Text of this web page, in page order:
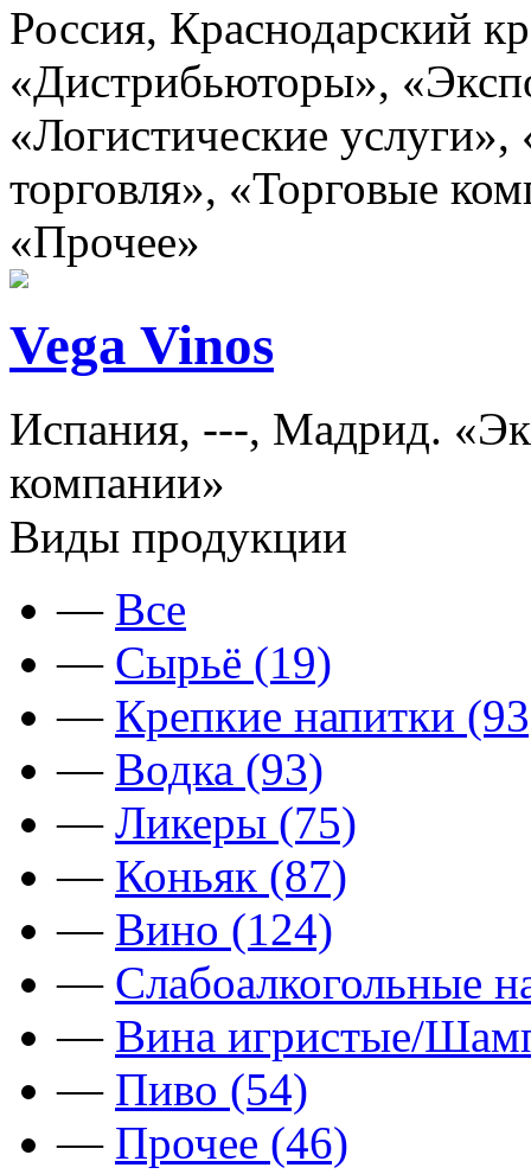
Россия, Краснодарский
«Дистрибьюторы»,
«Логистические
торговля», «Торговые
«Прочее»
Vega Vinos
Испания, ---, Мадрид.
компании»
Виды продукции
— Все
— Сырьё (19)
— Крепкие напитки
— Водка (93)
— Ликеры (75)
— Коньяк (87)
— Вино (124)
— Слабоалкогольные
— Вина игристые/
— Пиво (54)
— Прочее (46)